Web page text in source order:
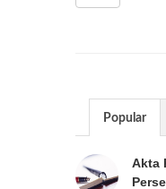
Popular
Akta